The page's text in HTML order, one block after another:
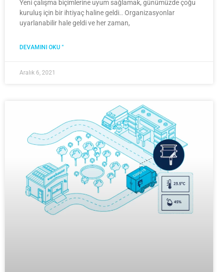
Yeni çalışma biçimlerine uyum sağlamak, günümüzde çoğu
kuruluş için bir ihtiyaç haline geldi.. Organizasyonlar
uyarlanabilir hale geldi ve her zaman,
DEVAMINI OKU "
Aralık 6, 2021